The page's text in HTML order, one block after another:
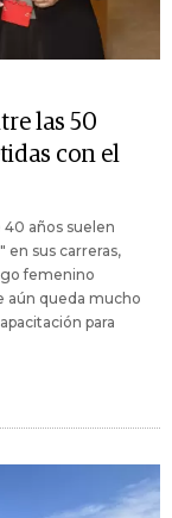
las 50
con el
años suelen
sus carreras,
femenino
aún queda mucho
para